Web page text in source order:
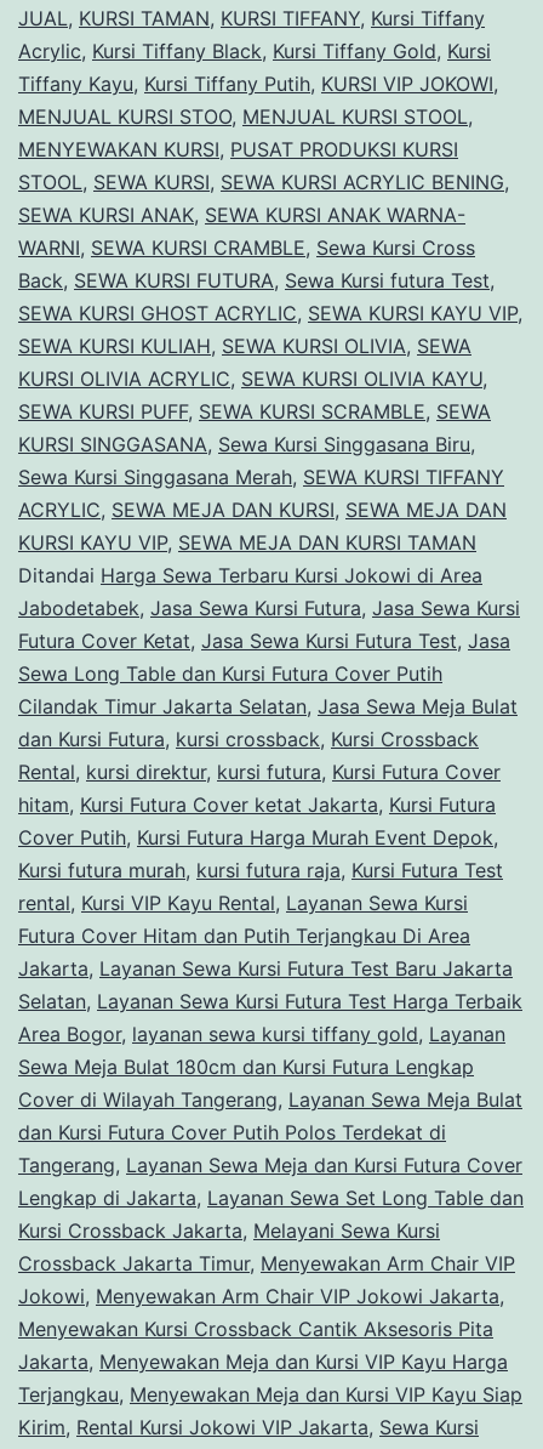
Jakarta
JUAL, KURSI TAMAN, KURSI TIFFANY, Kursi Tiffany
Acrylic, Kursi Tiffany Black, Kursi Tiffany Gold, Kursi
Tiffany Kayu, Kursi Tiffany Putih, KURSI VIP JOKOWI,
MENJUAL KURSI STOO, MENJUAL KURSI STOOL,
MENYEWAKAN KURSI, PUSAT PRODUKSI KURSI
STOOL, SEWA KURSI, SEWA KURSI ACRYLIC BENING,
SEWA KURSI ANAK, SEWA KURSI ANAK WARNA-
WARNI, SEWA KURSI CRAMBLE, Sewa Kursi Cross
Back, SEWA KURSI FUTURA, Sewa Kursi futura Test,
SEWA KURSI GHOST ACRYLIC, SEWA KURSI KAYU VIP,
SEWA KURSI KULIAH, SEWA KURSI OLIVIA, SEWA
KURSI OLIVIA ACRYLIC, SEWA KURSI OLIVIA KAYU,
SEWA KURSI PUFF, SEWA KURSI SCRAMBLE, SEWA
KURSI SINGGASANA, Sewa Kursi Singgasana Biru,
Sewa Kursi Singgasana Merah, SEWA KURSI TIFFANY
ACRYLIC, SEWA MEJA DAN KURSI, SEWA MEJA DAN
KURSI KAYU VIP, SEWA MEJA DAN KURSI TAMAN
Ditandai Harga Sewa Terbaru Kursi Jokowi di Area
Jabodetabek, Jasa Sewa Kursi Futura, Jasa Sewa Kursi
Futura Cover Ketat, Jasa Sewa Kursi Futura Test, Jasa
Sewa Long Table dan Kursi Futura Cover Putih
Cilandak Timur Jakarta Selatan, Jasa Sewa Meja Bulat
dan Kursi Futura, kursi crossback, Kursi Crossback
Rental, kursi direktur, kursi futura, Kursi Futura Cover
hitam, Kursi Futura Cover ketat Jakarta, Kursi Futura
Cover Putih, Kursi Futura Harga Murah Event Depok,
Kursi futura murah, kursi futura raja, Kursi Futura Test
rental, Kursi VIP Kayu Rental, Layanan Sewa Kursi
Futura Cover Hitam dan Putih Terjangkau Di Area
Jakarta, Layanan Sewa Kursi Futura Test Baru Jakarta
Selatan, Layanan Sewa Kursi Futura Test Harga Terbaik
Area Bogor, layanan sewa kursi tiffany gold, Layanan
Sewa Meja Bulat 180cm dan Kursi Futura Lengkap
Cover di Wilayah Tangerang, Layanan Sewa Meja Bulat
dan Kursi Futura Cover Putih Polos Terdekat di
Tangerang, Layanan Sewa Meja dan Kursi Futura Cover
Lengkap di Jakarta, Layanan Sewa Set Long Table dan
Kursi Crossback Jakarta, Melayani Sewa Kursi
Crossback Jakarta Timur, Menyewakan Arm Chair VIP
Jokowi, Menyewakan Arm Chair VIP Jokowi Jakarta,
Menyewakan Kursi Crossback Cantik Aksesoris Pita
Jakarta, Menyewakan Meja dan Kursi VIP Kayu Harga
Terjangkau, Menyewakan Meja dan Kursi VIP Kayu Siap
Kirim, Rental Kursi Jokowi VIP Jakarta, Sewa Kursi